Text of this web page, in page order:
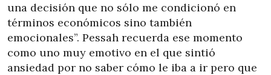
una decisión que no sólo me condicionó en
términos económicos sino también
emocionales”. Pessah recuerda ese momento
como uno muy emotivo en el que sintió
ansiedad por no saber cómo le iba a ir pero que